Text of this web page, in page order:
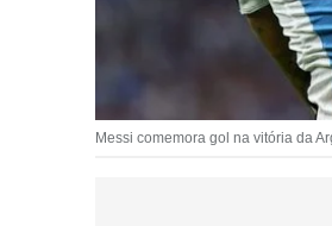
Messi comemora gol na vitória da